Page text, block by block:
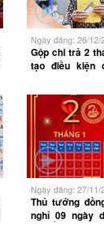
Ngày đăng: 26/12/
Gộp chi trả 2
tạo điều kiện
đón Tết
Ngày đăng: 27/11/
Thủ tướng
nghỉ 09 ngày